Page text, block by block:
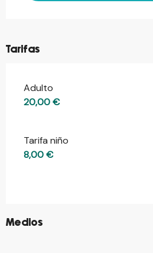
Tarifas
Tarifas 2026
Adulto
20,00 €
Tarifa niño
8,00 €
Medios
©
©